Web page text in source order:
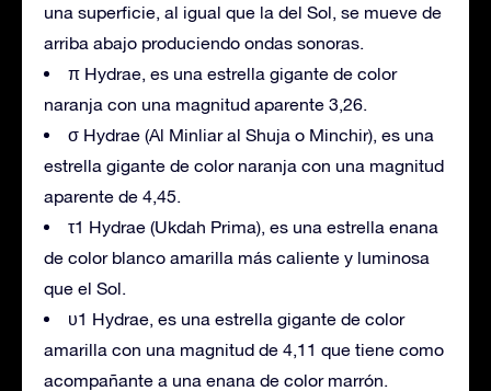
una superficie, al igual que la del Sol, se mueve de
arriba abajo produciendo ondas sonoras.
π Hydrae, es una estrella gigante de color
naranja con una magnitud aparente 3,26.
σ Hydrae (Al Minliar al Shuja o Minchir), es una
estrella gigante de color naranja con una magnitud
aparente de 4,45.
τ1 Hydrae (Ukdah Prima), es una estrella enana
de color blanco amarilla más caliente y luminosa
que el Sol.
υ1 Hydrae, es una estrella gigante de color
amarilla con una magnitud de 4,11 que tiene como
acompañante a una enana de color marrón.